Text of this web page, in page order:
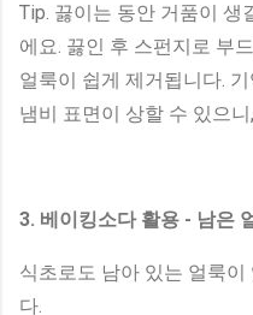
Tip. 끓이는 동안 거품이 생
에요. 끓인 후 스펀지로 부
얼룩이 쉽게 제거됩니다.
냄비 표면이 상할 수 있으
3. 베이킹소다 활용 - 남은
식초로도 남아 있는 얼룩
다.